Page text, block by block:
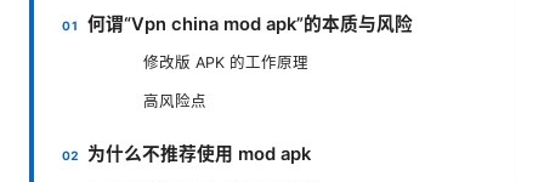
何谓“Vpn china mod apk”的本质与风险
修改版 APK 的工作原理
高风险点
为什么不推荐使用 mod apk